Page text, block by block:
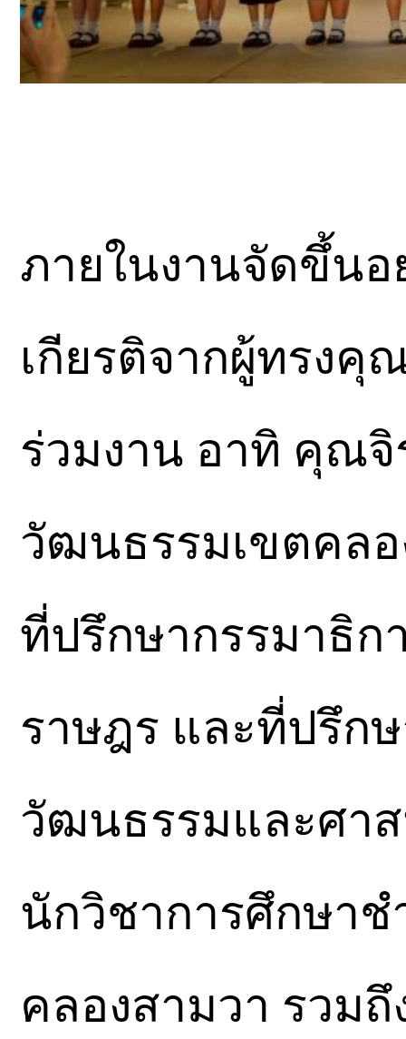
ภายในงานจัดขึ้นอ
เกียรติจากผู้ทรง
ร่วมงาน อาทิ คุณจิ
วัฒนธรรมเขตคล
ที่ปรึกษากรรมาธิก
ราษฎร และที่ปรึก
วัฒนธรรมและศา
นักวิชาการศึกษา
คลองสามวา รวม